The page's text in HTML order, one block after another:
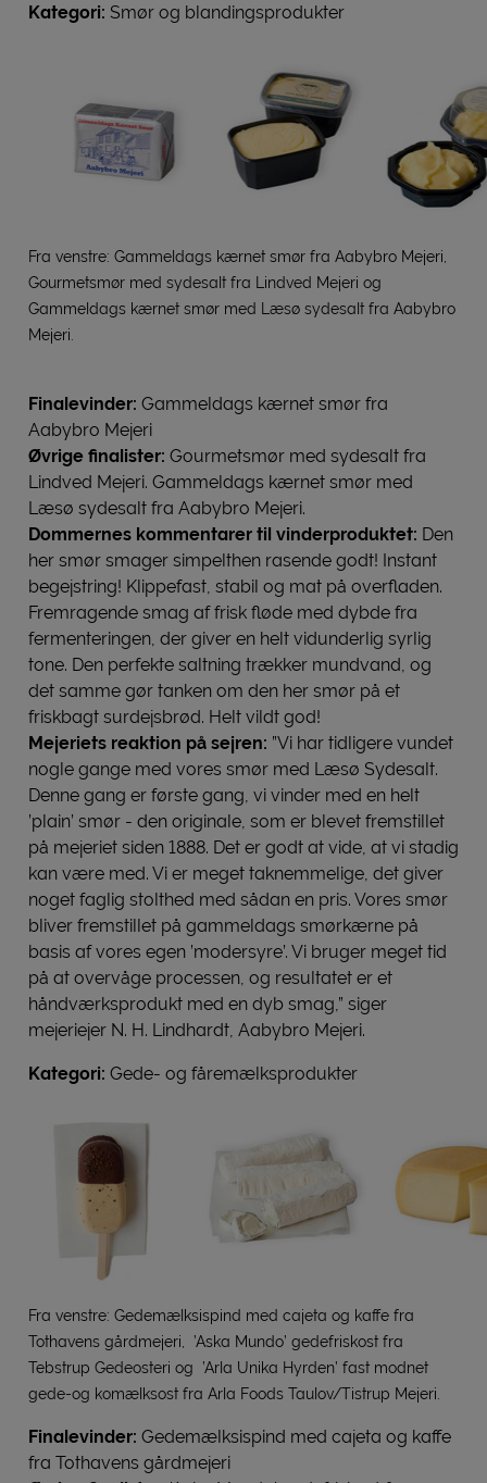
Kategori: Smør og blandingsprodukter
Fra venstre: Gammeldags kærnet smør fra Aabybro Mejeri,
Gourmetsmør med sydesalt fra Lindved Mejeri og
Gammeldags kærnet smør med Læsø sydesalt fra Aabybro
Mejeri.
Finalevinder: Gammeldags kærnet smør fra
Aabybro Mejeri
Øvrige finalister: Gourmetsmør med sydesalt fra
Lindved Mejeri. Gammeldags kærnet smør med
Læsø sydesalt fra Aabybro Mejeri.
Dommernes kommentarer til vinderproduktet: Den
her smør smager simpelthen rasende godt! Instant
begejstring! Klippefast, stabil og mat på overfladen.
Fremragende smag af frisk fløde med dybde fra
fermenteringen, der giver en helt vidunderlig syrlig
tone. Den perfekte saltning trækker mundvand, og
det samme gør tanken om den her smør på et
friskbagt surdejsbrød. Helt vildt god!
Mejeriets reaktion på sejren: ”Vi har tidligere vundet
nogle gange med vores smør med Læsø Sydesalt.
Denne gang er første gang, vi vinder med en helt
’plain’ smør - den originale, som er blevet fremstillet
på mejeriet siden 1888. Det er godt at vide, at vi stadig
kan være med. Vi er meget taknemmelige, det giver
noget faglig stolthed med sådan en pris. Vores smør
bliver fremstillet på gammeldags smørkærne på
basis af vores egen ’modersyre’. Vi bruger meget tid
på at overvåge processen, og resultatet er et
håndværksprodukt med en dyb smag,” siger
mejeriejer N. H. Lindhardt, Aabybro Mejeri.
Kategori: Gede- og fåremælksprodukter
Fra venstre: Gedemælksispind med cajeta og kaffe fra
Tothavens gårdmejeri, ’Aska Mundo’ gedefriskost fra
Tebstrup Gedeosteri og ’Arla Unika Hyrden’ fast modnet
gede-og komælksost fra Arla Foods Taulov/Tistrup Mejeri.
Finalevinder: Gedemælksispind med cajeta og kaffe
fra Tothavens gårdmejeri